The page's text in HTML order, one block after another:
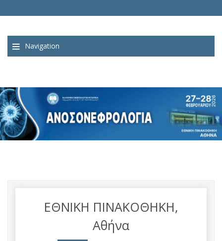
Navigation
ΕΘΝΙΚΗ ΠΙΝΑΚΟΘΗΚΗ,
Αθήνα